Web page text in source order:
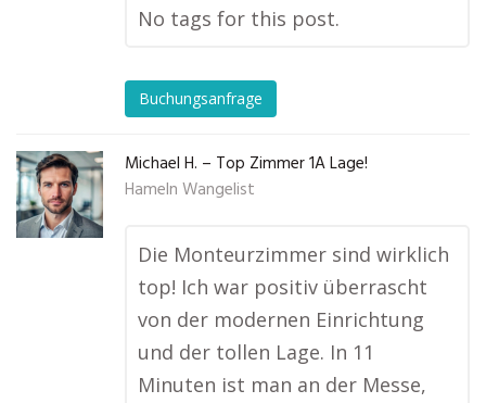
No tags for this post.
Buchungsanfrage
Michael H. – Top Zimmer 1A Lage!
Hameln Wangelist
Die Monteurzimmer sind wirklich
top! Ich war positiv überrascht
von der modernen Einrichtung
und der tollen Lage. In 11
Minuten ist man an der Messe,